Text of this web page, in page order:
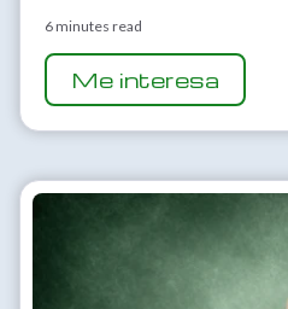
6 minutes read
Me interesa